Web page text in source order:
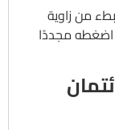
ببطء من زاوية
اضغطه مجددًا